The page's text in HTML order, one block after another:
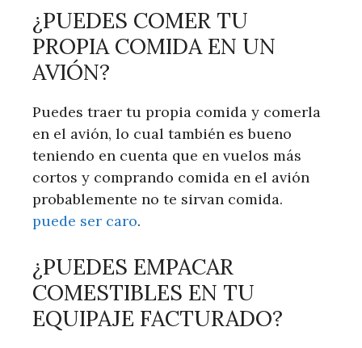
¿PUEDES COMER TU
PROPIA COMIDA EN UN
AVIÓN?
Puedes traer tu propia comida y comerla
en el avión, lo cual también es bueno
teniendo en cuenta que en vuelos más
cortos y comprando comida en el avión
probablemente no te sirvan comida.
puede ser caro.
¿PUEDES EMPACAR
COMESTIBLES EN TU
EQUIPAJE FACTURADO?